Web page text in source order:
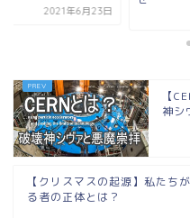
2021年4月6日
【
神シ
【クリスマスの起源】私たち
る者の正体とは？